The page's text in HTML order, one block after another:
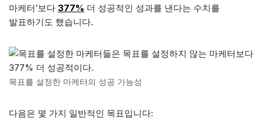
마케터’보다 377% 더 성공적인 성과를 낸다는 수치를
발표하기도 했습니다.
목표를 설정한 마케터의 성공 가능성
다음은 몇 가지 일반적인 목표입니다: